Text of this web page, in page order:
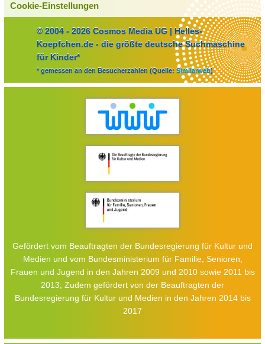
Cookie-Einstellungen
© 2004 - 2026 Cosmos Media UG | Helles-
Koepfchen.de - die größte deutsche Suchmaschine
für Kinder*
* gemessen an den Besucherzahlen (Quelle: Similarweb)
Gefördert vom Beauftragten der Bundesregierung für Kultur und
Medien und vom Bundesministerium für Familie, Senioren,
Frauen und Jugend in den Jahren 2009 und 2010 sowie 2011 bis
2013; Zudem gefördert von der Beauftragten der
Bundesregierung für Kultur und Medien in den Jahren 2014 bis
2017